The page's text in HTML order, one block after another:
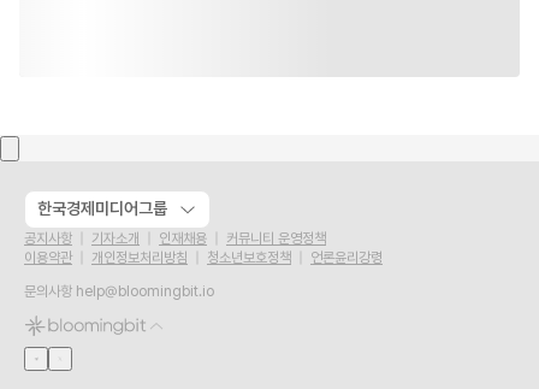
한국경제미디어그룹
공지사항 기자소개 인재채용
커뮤니티 운영정책
이용약관
개인정보처리방침 청소년보호정책
언론윤리강령
문의사항 help@bloomingbit.io